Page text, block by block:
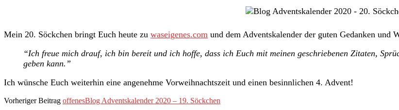
Mein 20. Söckchen bringt Euch heute zu waseigenes.com und dem Adventskalender der guten Gedanken und
“Ich freue mich drauf, ich bin bereit und ich hoffe, dass ich Euch mit meinen geschriebenen Zitaten,
geben kann.”
Ich wünsche Euch weiterhin eine angenehme Vorweihnachtszeit und einen besinnlichen 4. Advent!
Vorheriger Beitrag offenesBlog Adventskalender 2020 – 19. Söckchen